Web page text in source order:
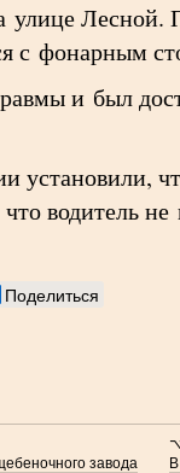
Лесной.
с фонарным
и был
установили,
водитель
Поделиться
завода